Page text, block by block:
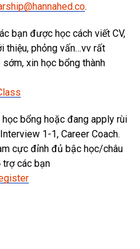
.
bạn được học cách viết CV,
thiệu, phỏng vấn…vv rất
xin học bổng thành
bổng hoặc đang apply rùi
1-1, Career Coach.
cực đỉnh đủ bậc học/châu
trợ các bạn